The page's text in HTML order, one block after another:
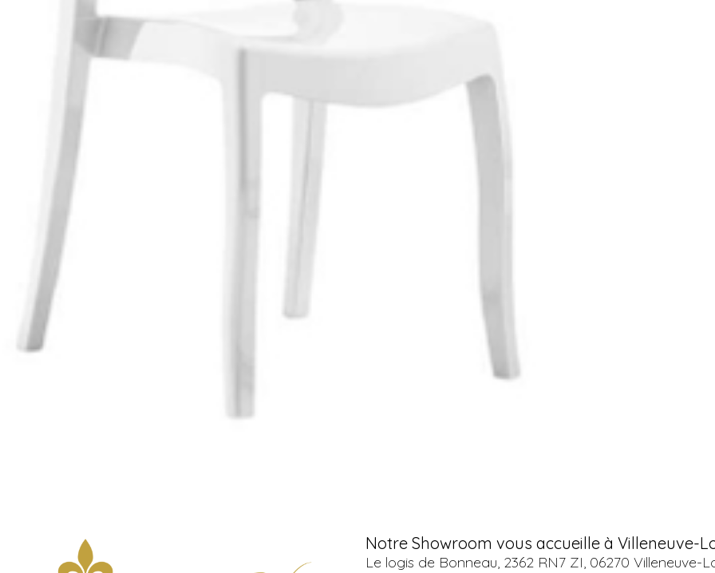
Notre Showroom vous accueille à Villeneuve-
Le logis de Bonneau, 2362 RN7 ZI, 06270 Villeneuve-